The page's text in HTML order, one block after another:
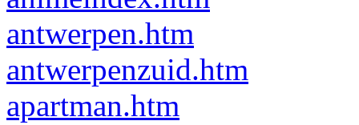
antwerpen.htm
antwerpenzuid.htm
apartman.htm